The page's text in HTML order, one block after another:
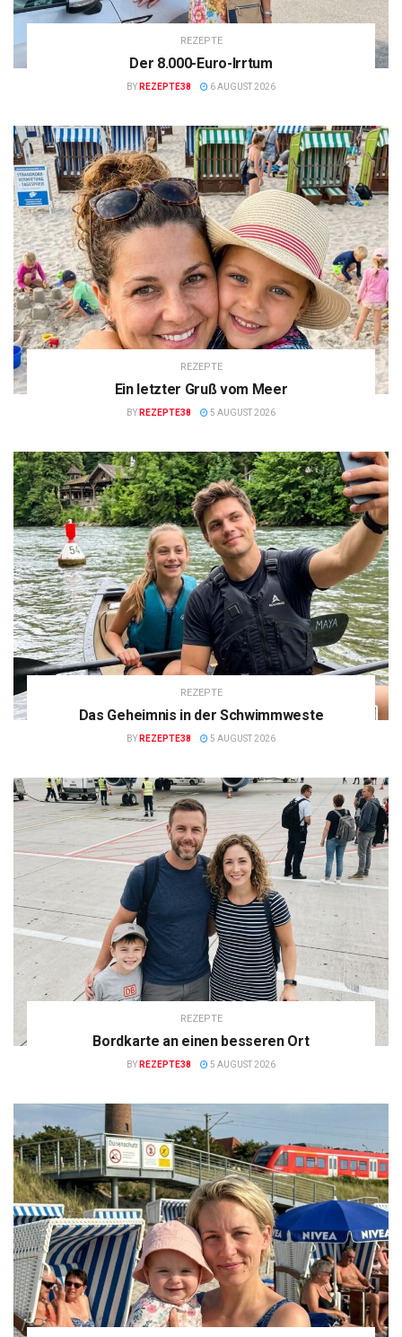
REZEPTE
Der 8.000-Euro-Irrtum
BY REZEPTE38 6 AUGUST 2026
REZEPTE
Ein letzter Gruß vom Meer
BY REZEPTE38 5 AUGUST 2026
REZEPTE
Das Geheimnis in der Schwimmweste
BY REZEPTE38 5 AUGUST 2026
REZEPTE
Bordkarte an einen besseren Ort
BY REZEPTE38 5 AUGUST 2026